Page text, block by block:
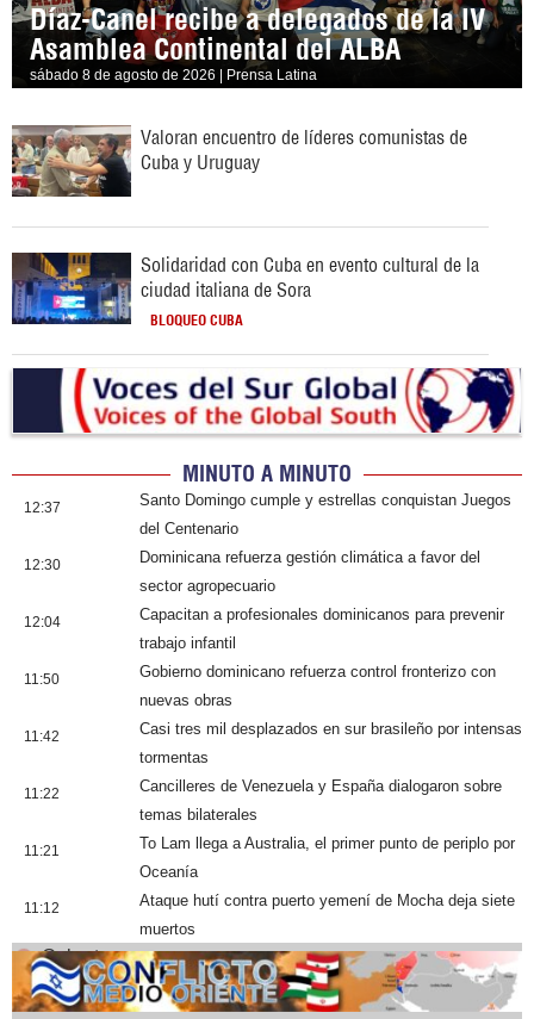
Díaz-Canel recibe a delegados de la IV
Asamblea Continental del ALBA
sábado 8 de agosto de 2026 | Prensa Latina
Valoran encuentro de líderes comunistas de
Cuba y Uruguay
Solidaridad con Cuba en evento cultural de la
ciudad italiana de Sora
BLOQUEO CUBA
MINUTO A MINUTO
12:37
Santo Domingo cumple y estrellas conquistan Juegos
del Centenario
12:30
Dominicana refuerza gestión climática a favor del
sector agropecuario
12:04
Capacitan a profesionales dominicanos para prevenir
trabajo infantil
11:50
Gobierno dominicano refuerza control fronterizo con
nuevas obras
11:42
Casi tres mil desplazados en sur brasileño por intensas
tormentas
11:22
Cancilleres de Venezuela y España dialogaron sobre
temas bilaterales
11:21
To Lam llega a Australia, el primer punto de periplo por
Oceanía
11:12
Ataque hutí contra puerto yemení de Mocha deja siete
muertos
Cobertura